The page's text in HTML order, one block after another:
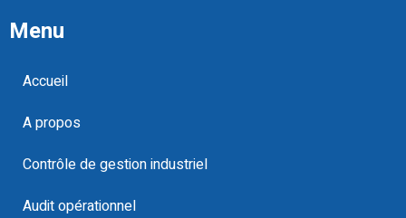
Menu
Accueil
A propos
Contrôle de gestion industriel
Audit opérationnel